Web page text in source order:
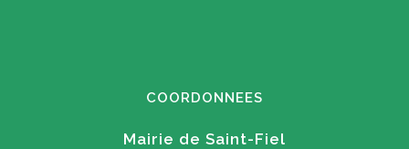
COORDONNEES
Mairie de Saint-Fiel